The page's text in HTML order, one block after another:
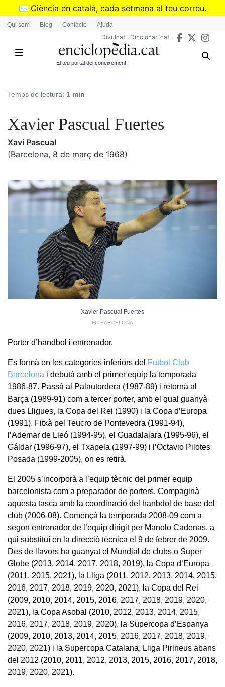
Vés
✉️ Ciència en català, cada setmana al teu correu.
➜Subscriu-te al butlletí de Divulcat
Qui som Blog Contacte Ajuda
Divulcat Diccionari.cat
El teu portal del coneixement
Temps de lectura: 1 min
Xavier Pascual Fuertes
Xavi Pascual
(Barcelona, 8 de març de 1968)
Xavier Pascual Fuertes
FC BARCELONA
Porter d’handbol i entrenador.
Es formà en les categories inferiors del Futbol Club
Barcelona i debutà amb el primer equip la temporada
1986-87. Passà al Palautordera (1987-89) i retornà al
Barça (1989-91) com a tercer porter, amb el qual guanyà
dues Lligues, la Copa del Rei (1990) i la Copa d’Europa
(1991). Fitxà pel Teucro de Pontevedra (1991-94),
l’Ademar de Lleó (1994-95), el Guadalajara (1995-96), el
Gáldar (1996-97), el Txapela (1997-99) i l’Octavio Pilotes
Posada (1999-2005), on es retirà.
El 2005 s’incorporà a l’equip tècnic del primer equip
barcelonista com a preparador de porters. Compaginà
aquesta tasca amb la coordinació del hanbdol de base del
club (2006-08). Començà la temporada 2008-09 com a
segon entrenador de l’equip dirigit per Manolo Cadenas, a
qui substituí en la direcció tècnica el 9 de febrer de 2009.
Des de llavors ha guanyat el Mundial de clubs o Super
Globe (2013, 2014, 2017, 2018, 2019), la Copa d’Europa
(2011, 2015, 2021), la Lliga (2011, 2012, 2013, 2014, 2015,
2016, 2017, 2018, 2019, 2020, 2021), la Copa del Rei
(2009, 2010, 2014, 2015, 2016, 2017, 2018, 2019, 2020,
2021), la Copa Asobal (2010, 2012, 2013, 2014, 2015,
2016, 2017, 2018, 2019, 2020), la Supercopa d’Espanya
(2009, 2010, 2013, 2014, 2015, 2016, 2017, 2018, 2019,
2020, 2021) i la Supercopa Catalana, Lliga Pirineus abans
del 2012 (2010, 2011, 2012, 2013, 2015, 2016, 2017, 2018,
2019, 2020, 2021).